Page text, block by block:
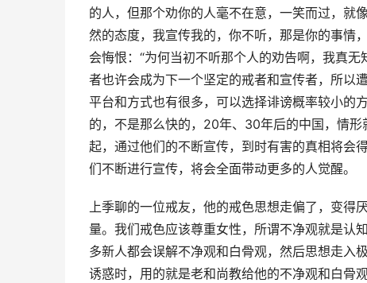
的人，但那个劝你的人毫不在意，一笑而过，就
然的态度，我宣传我的，你不听，那是你的事情
会悔恨：“为何当初不听那个人的劝告啊，我真
者也许会成为下一个坚定的戒者和宣传者，所以
平台和方式也有很多，可以选择诽谤概率较小的
的，不是那么快的，20年、30年后的中国，情
起，通过他们的不断宣传，到时有害的真相将会
们不断进行宣传，将会全面带动更多的人觉醒。
上季聊的一位戒友，他的戒色思想走偏了，变得
量。我们戒色应该尊重女性，所谓不净观就是认
多新人都会误解不净观和白骨观，然后思想走入
诱惑时，用的就是老和尚教给他的不净观和白骨